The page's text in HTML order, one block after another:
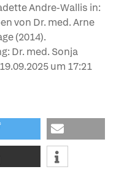
Andre-Wallis in:
von Dr. med. Arne
(2014).
Dr. med. Sonja
19.09.2025um 17:21